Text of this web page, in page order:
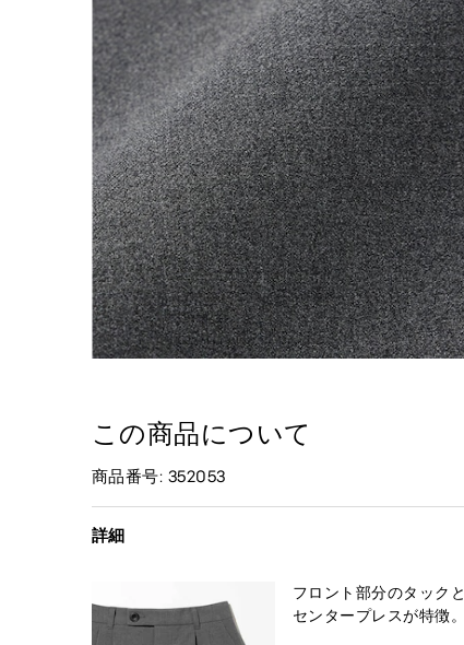
この商品について
商品番号: 352053
詳細
フロント部分のタックと